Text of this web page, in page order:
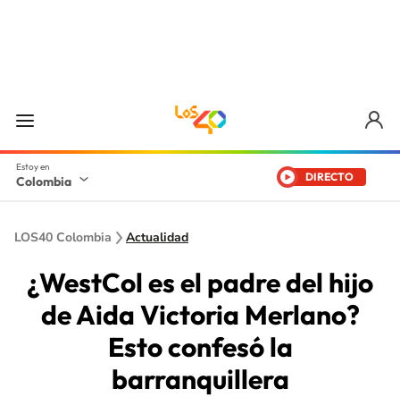
Colombia DIRECTO
LOS40 Colombia Actualidad
¿WestCol es el padre del hijo
de Aida Victoria Merlano?
Esto confesó la
barranquillera